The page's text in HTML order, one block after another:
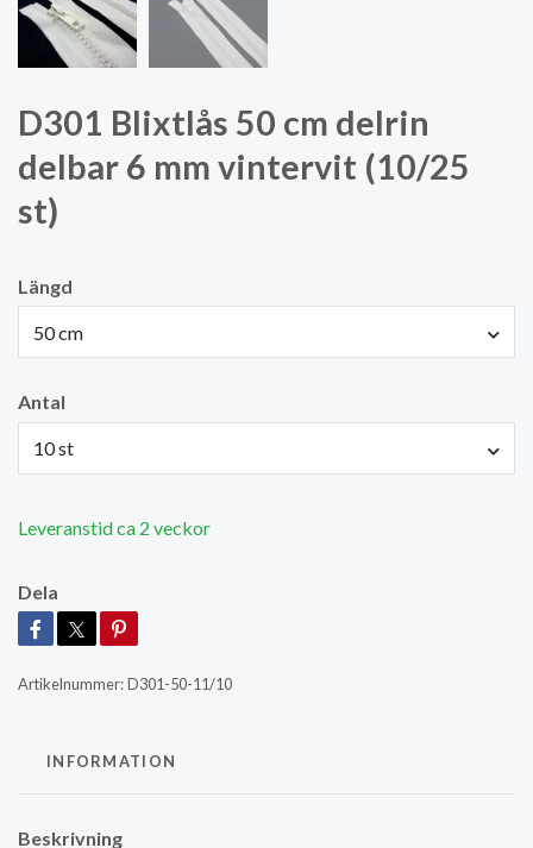
D301 Blixtlås 50 cm delrin
delbar 6 mm vintervit (10/25
st)
Längd
50 cm
Antal
10 st
Leveranstid ca 2 veckor
Dela
Artikelnummer:D301-50-11/10
INFORMATION
Beskrivning